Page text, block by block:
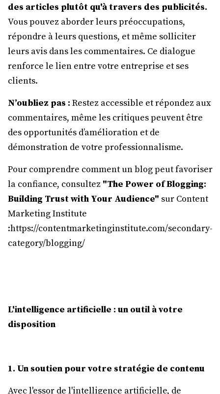
des articles plutôt qu'à travers des publicités.
Vous pouvez aborder leurs préoccupations,
répondre à leurs questions, et même solliciter
leurs avis dans les commentaires. Ce dialogue
renforce le lien entre votre entreprise et ses
clients.
N’oubliez pas : Restez accessible et répondez aux
commentaires, même les critiques peuvent être
des opportunités d’amélioration et de
démonstration de votre professionnalisme.
Pour comprendre comment un blog peut favoriser
la confiance, consultez "The Power of Blogging:
Building Trust with Your Audience" sur Content
Marketing Institute
:https://contentmarketinginstitute.com/secondary-
category/blogging/
L'intelligence artificielle : un outil à votre
disposition
1. Un soutien pour votre stratégie de contenu
Avec l'essor de l'intelligence artificielle, de